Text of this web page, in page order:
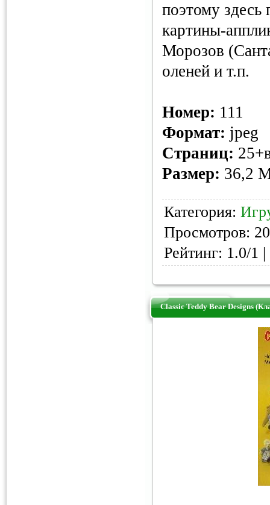
поэтому здесь
картины-
Морозов
оленей и т.п.
Номер: 111
Формат: jpeg
Страниц:
Размер: 36,2
Категория:
Просмотров:
Рейтинг: 1.0/1 |
Classic Teddy Bear Designs